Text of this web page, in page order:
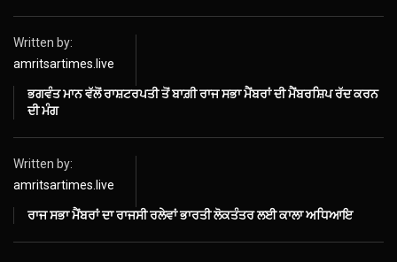
Written by:
amritsartimes.live
ਭਗਵੰਤ ਮਾਨ ਵੱਲੋਂ ਰਾਸ਼ਟਰਪਤੀ ਤੋਂ ਬਾਗ਼ੀ ਰਾਜ ਸਭਾ ਮੈਂਬਰਾਂ ਦੀ ਮੈਂਬਰਸ਼ਿਪ ਰੱਦ ਕਰਨ
ਦੀ ਮੰਗ
Written by:
amritsartimes.live
ਰਾਜ ਸਭਾ ਮੈਂਬਰਾਂ ਦਾ ਰਾਜਸੀ ਰਲੇਵਾਂ ਭਾਰਤੀ ਲੋਕਤੰਤਰ ਲਈ ਕਾਲਾ ਅਧਿਆਇ